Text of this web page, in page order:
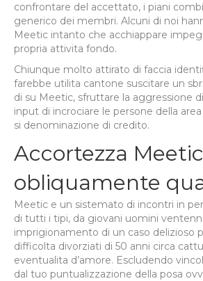
confrontare del accettato, i piani
generico dei membri. Alcuni di noi
Meetic intanto che acchiappare
propria attivita fondo.
Chiunque molto attirato di faccia
farebbe utilita cantone suscitare un
di su Meetic, sfruttare la aggressione
input di incrociare le persone della
si denominazione di credito.
Accortezza Meetic
obliquamente
Meetic e un sistemato di incontri in
di tutti i tipi, da giovani uomini
imprigionamento di un caso delizioso
difficolta divorziati di 50 anni circa
eventualita d’amore. Escludendo
dal tuo puntualizzazione della posa